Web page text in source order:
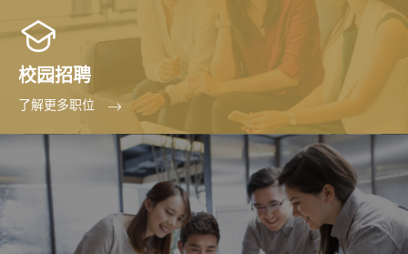
校园招聘
了解更多职位